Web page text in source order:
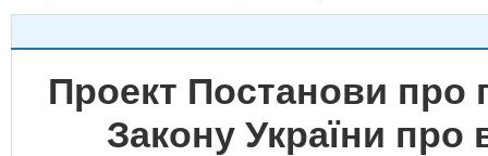
Проект Постанови про
Закону України про